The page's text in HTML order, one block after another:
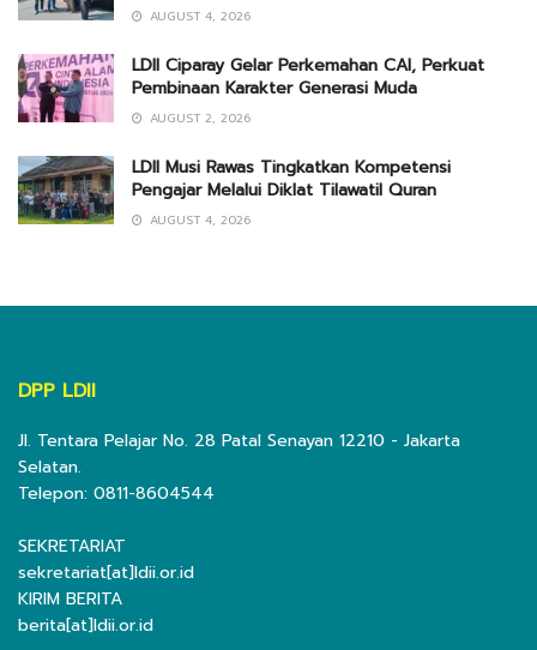
AUGUST 4, 2026
LDII Ciparay Gelar Perkemahan CAI, Perkuat
Pembinaan Karakter Generasi Muda
AUGUST 2, 2026
LDII Musi Rawas Tingkatkan Kompetensi
Pengajar Melalui Diklat Tilawatil Quran
AUGUST 4, 2026
DPP LDII
Jl. Tentara Pelajar No. 28 Patal Senayan 12210 - Jakarta
Selatan.
Telepon: 0811-8604544
SEKRETARIAT
sekretariat[at]ldii.or.id
KIRIM BERITA
berita[at]ldii.or.id